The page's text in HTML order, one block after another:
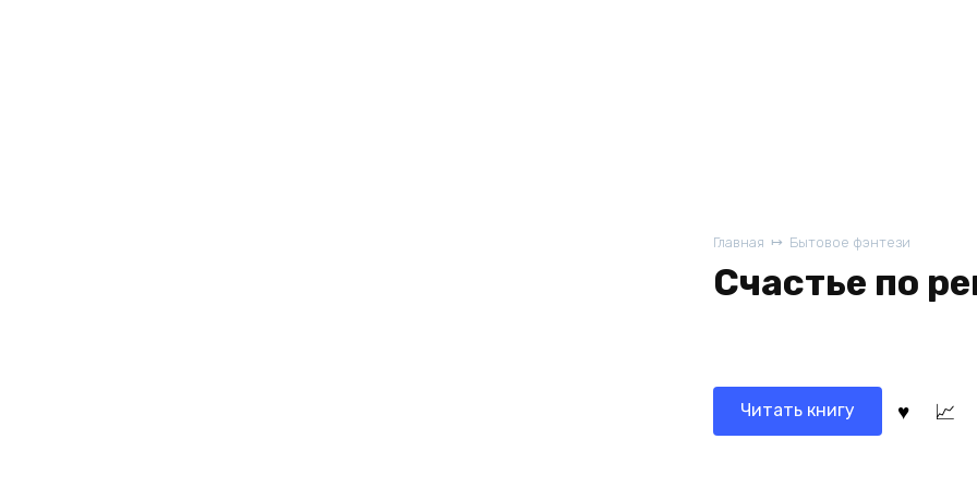
Главная Бытовое фэнтези
Счастье по
Читать книгу